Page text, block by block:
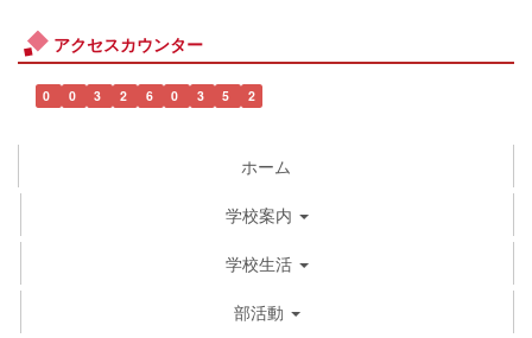
アクセスカウンター
0 0 3 2 6 0 3 5 2
ホーム
学校案内
学校生活
部活動